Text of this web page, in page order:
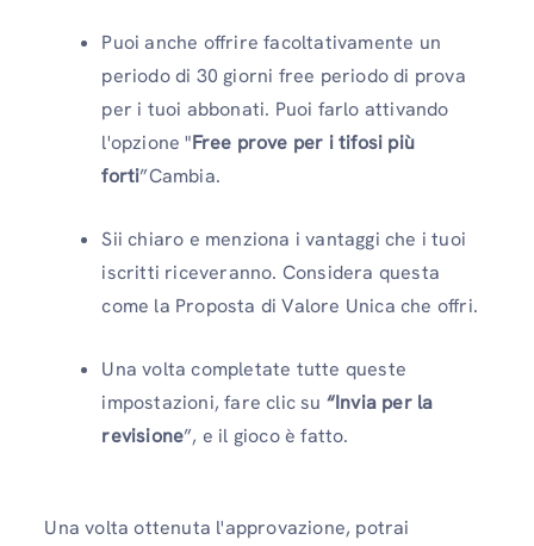
Puoi anche offrire facoltativamente un
periodo di 30 giorni free periodo di prova
per i tuoi abbonati. Puoi farlo attivando
l'opzione "Free prove per i tifosi più
forti”Cambia.
Sii chiaro e menziona i vantaggi che i tuoi
iscritti riceveranno. Considera questa
come la Proposta di Valore Unica che offri.
Una volta completate tutte queste
impostazioni, fare clic su “Invia per la
revisione”, e il gioco è fatto.
Una volta ottenuta l'approvazione, potrai